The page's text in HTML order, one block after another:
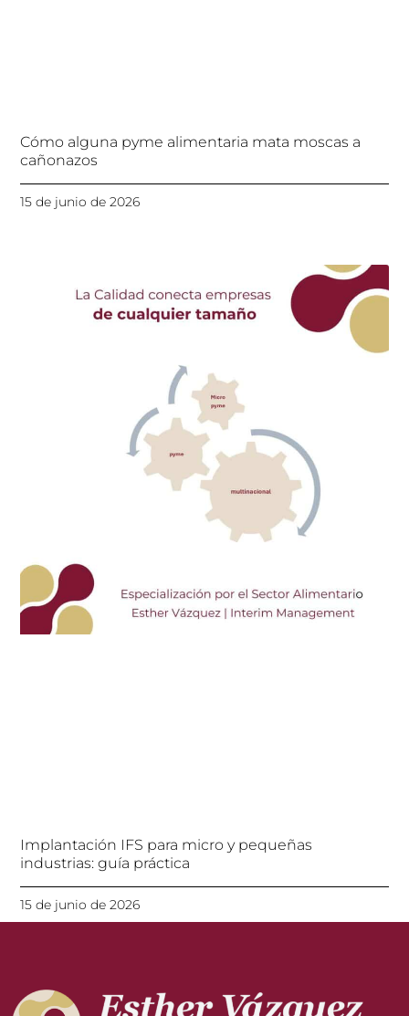
Cómo alguna pyme alimentaria mata moscas a
cañonazos
15 de junio de 2026
Implantación IFS para micro y pequeñas
industrias: guía práctica
15 de junio de 2026